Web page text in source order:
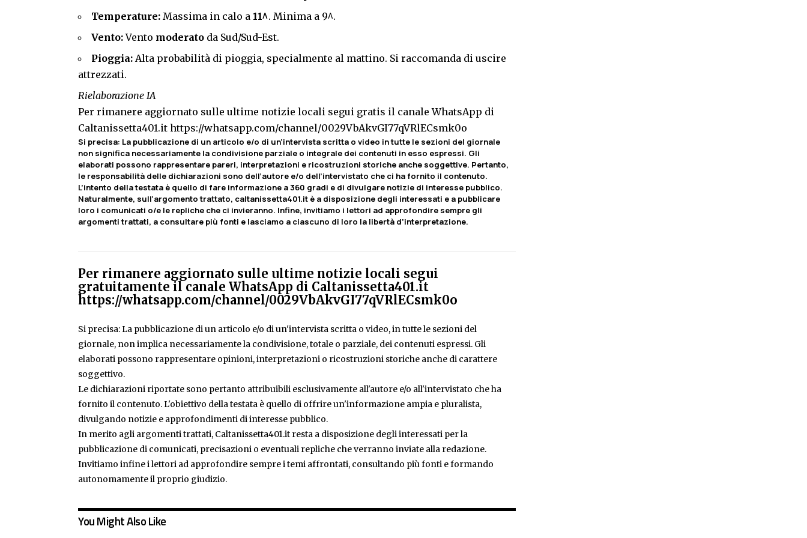
Temperature: Massima in calo a 11^. Minima a 9^.
Vento:Vento moderato da Sud/Sud-Est.
Pioggia: Alta probabilità di pioggia, specialmente al mattino. Si raccomanda di uscire
attrezzati.
Rielaborazione IA
Per rimanere aggiornato sulle ultime notizie locali segui gratis il canale WhatsApp di
Caltanissetta401.it https://whatsapp.com/channel/0029VbAkvGI77qVRlECsmk0o
Si precisa: La pubblicazione di un articolo e/o di un’intervista scritta o video in tutte le sezioni del giornale
non significa necessariamente la condivisione parziale o integrale dei contenuti in esso espressi. Gli
elaborati possono rappresentare pareri, interpretazioni e ricostruzioni storiche anche soggettive. Pertanto,
le responsabilità delle dichiarazioni sono dell’autore e/o dell’intervistato che ci ha fornito il contenuto.
L’intento della testata è quello di fare informazione a 360 gradi e di divulgare notizie di interesse pubblico.
Naturalmente, sull’argomento trattato, caltanissetta401.it è a disposizione degli interessati e a pubblicare
loro i comunicati o/e le repliche che ci invieranno. Infine, invitiamo i lettori ad approfondire sempre gli
argomenti trattati, a consultare più fonti e lasciamo a ciascuno di loro la libertà d’interpretazione.
Per rimanere aggiornato sulle ultime notizie locali segui
gratuitamente il canale WhatsApp di Caltanissetta401.it
https://whatsapp.com/channel/0029VbAkvGI77qVRlECsmk0o
Si precisa: La pubblicazione di un articolo e/o di un'intervista scritta o video, in tutte le sezioni del
giornale, non implica necessariamente la condivisione, totale o parziale, dei contenuti espressi. Gli
elaborati possono rappresentare opinioni, interpretazioni o ricostruzioni storiche anche di carattere
soggettivo.
Le dichiarazioni riportate sono pertanto attribuibili esclusivamente all'autore e/o all'intervistato che ha
fornito il contenuto. L'obiettivo della testata è quello di offrire un'informazione ampia e pluralista,
divulgando notizie e approfondimenti di interesse pubblico.
In merito agli argomenti trattati, Caltanissetta401.it resta a disposizione degli interessati per la
pubblicazione di comunicati, precisazioni o eventuali repliche che verranno inviate alla redazione.
Invitiamo infine i lettori ad approfondire sempre i temi affrontati, consultando più fonti e formando
autonomamente il proprio giudizio.
You Might Also Like